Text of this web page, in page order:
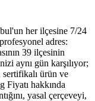
her ilçesine 7/24
adres:
39 ilçesinin
aynı gün karşılıyor;
ürün ve
Fiyatı hakkında
yasal çerçeveyi,